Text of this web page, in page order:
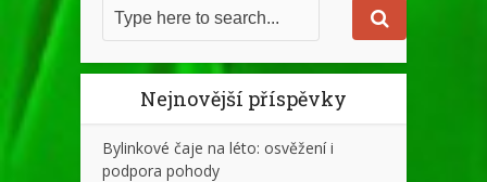
Nejnovější příspěvky
Bylinkové čaje na léto: osvěžení i
podpora pohody